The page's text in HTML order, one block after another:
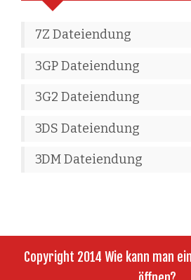
7Z Dateiendung
3GP Dateiendung
3G2 Dateiendung
3DS Dateiendung
3DM Dateiendung
Copyright 2014 Wie kann man